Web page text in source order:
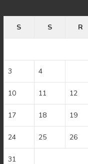
S
S R
3 4
10 11 12
17 18 19
24 25 26
31